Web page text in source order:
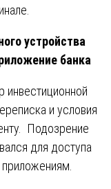
устройства
банка
инвестиционной
и условия
Подозрение
для доступа
приложениям.